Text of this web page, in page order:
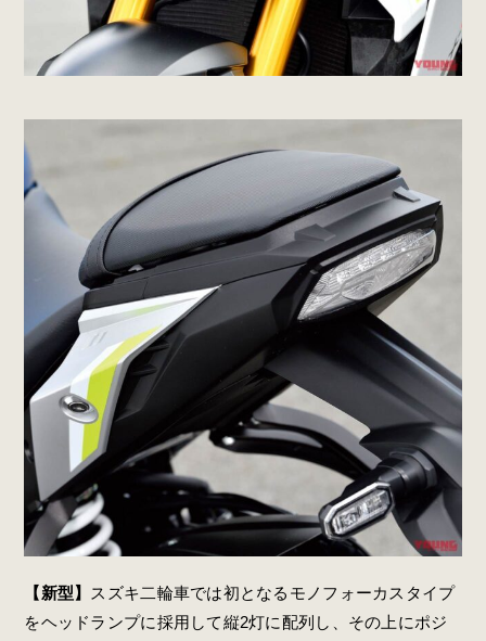
【新型】 スズキ二輪車では初となるモノフォーカスタイプ
をヘッドランプに採用して縦2灯に配列し、その上にポジ